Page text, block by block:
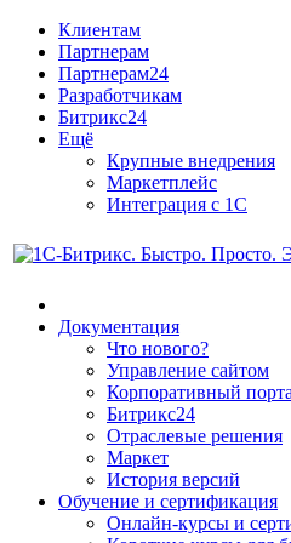
Клиентам
Партнерам
Партнерам24
Разработчикам
Битрикс24
Ещё
Крупные внедрения
Маркетплейс
Интеграция с 1С
Документация
Что нового?
Управление сайтом
Корпоративный
Битрикс24
Отраслевые решения
Маркет
История версий
Обучение и сертификация
Онлайн-курсы и